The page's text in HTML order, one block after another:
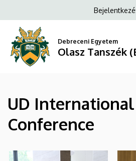
Olasz
Tanszék
(BTK)
a
tartalomra
Anonim
fiók
menüje
Debreceni Egyetem
Olasz Tanszék
UD
Conference